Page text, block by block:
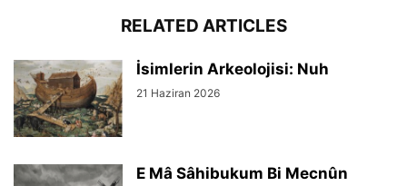
RELATED ARTICLES
İsimlerin Arkeolojisi: Nuh
21 Haziran 2026
E Mâ Sâhibukum Bi Mecnûn